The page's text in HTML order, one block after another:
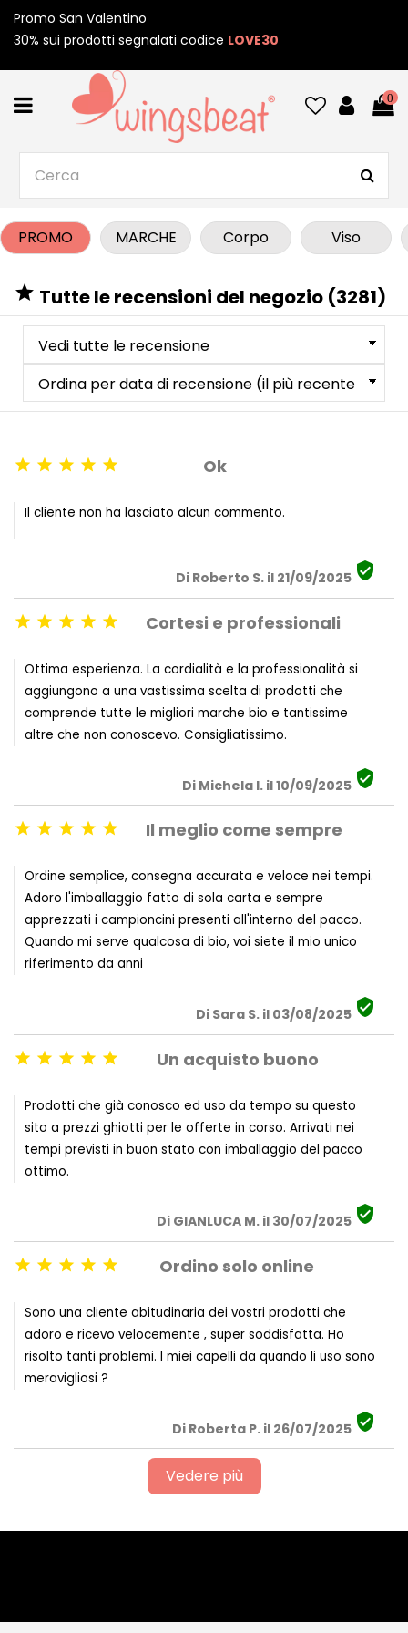
Promo San Valentino
30% sui prodotti segnalati codice LOVE30
0
PROMO MARCHE Corpo Viso
 Tutte le recensioni del negozio (3281)
     Ok
Il cliente non ha lasciato alcun commento.
Di Roberto S. il 21/09/2025 
     Cortesi e professionali
Ottima esperienza. La cordialità e la professionalità si
aggiungono a una vastissima scelta di prodotti che
comprende tutte le migliori marche bio e tantissime
altre che non conoscevo. Consigliatissimo.
Di Michela I. il 10/09/2025 
     Il meglio come sempre
Ordine semplice, consegna accurata e veloce nei tempi.
Adoro l'imballaggio fatto di sola carta e sempre
apprezzati i campioncini presenti all'interno del pacco.
Quando mi serve qualcosa di bio, voi siete il mio unico
riferimento da anni
Di Sara S. il 03/08/2025 
     Un acquisto buono
Prodotti che già conosco ed uso da tempo su questo
sito a prezzi ghiotti per le offerte in corso. Arrivati nei
tempi previsti in buon stato con imballaggio del pacco
ottimo.
Di GIANLUCA M. il 30/07/2025 
     Ordino solo online
Sono una cliente abitudinaria dei vostri prodotti che
adoro e ricevo velocemente , super soddisfatta. Ho
risolto tanti problemi. I miei capelli da quando li uso sono
meravigliosi ?
Di Roberta P. il 26/07/2025 
Vedere più